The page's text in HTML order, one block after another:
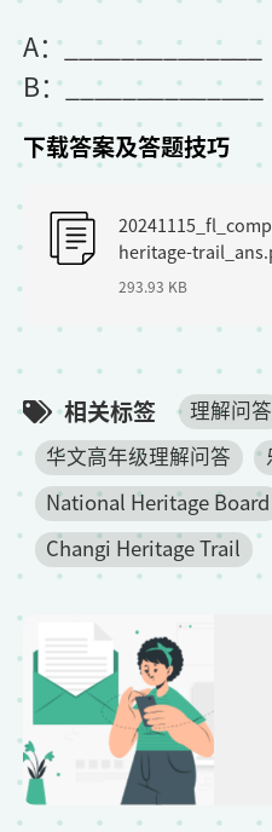
A：______________
B：______________
下载答案及答题技巧
heritage-
293.93 KB
相关标签 理解问答
华文高年级理解问答
National Heritage Board
Changi Heritage Trail